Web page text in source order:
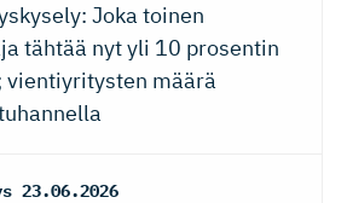
Joka toinen
tähtää nyt yli 10 prosentin
vientiyritysten määrä
23.06.2026